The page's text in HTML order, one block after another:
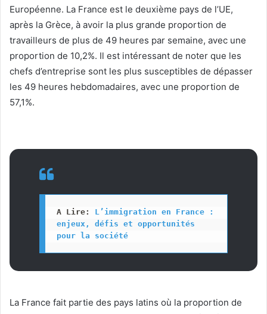
Européenne. La France est le deuxième pays de l’UE,
après la Grèce, à avoir la plus grande proportion de
travailleurs de plus de 49 heures par semaine, avec une
proportion de 10,2%. Il est intéressant de noter que les
chefs d’entreprise sont les plus susceptibles de dépasser
les 49 heures hebdomadaires, avec une proportion de
57,1%.
A Lire: L’immigration en France :
enjeux, défis et opportunités
pour la société
La France fait partie des pays latins où la proportion de